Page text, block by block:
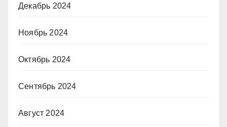
Декабрь 2024
Ноябрь 2024
Октябрь 2024
Сентябрь 2024
Август 2024